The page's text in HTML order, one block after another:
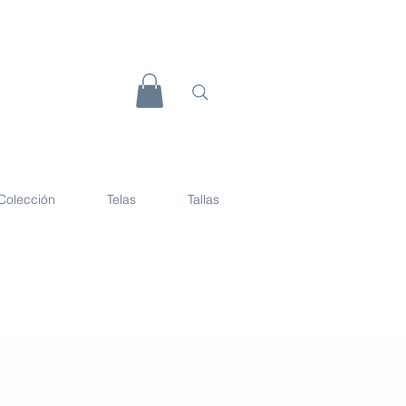
Telas Tallas